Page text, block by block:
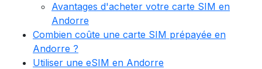
Avantages d'acheter votre carte SIM en
Andorre
Combien coûte une carte SIM prépayée en
Andorre ?
Utiliser une eSIM en Andorre